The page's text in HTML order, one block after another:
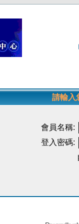
請輸入
會員名稱:
登入密碼: